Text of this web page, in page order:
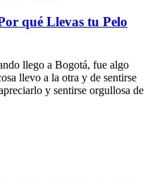
qué Llevas tu Pelo
llego a Bogotá, fue algo
llevo a la otra y de sentirse
y sentirse orgullosa de